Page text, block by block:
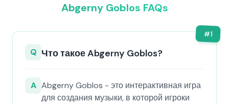
Abgerny Goblos FAQs
#1
Q Что такое Abgerny Goblos?
A Abgerny Goblos - это интерактивная игра
для создания музыки, в которой игроки